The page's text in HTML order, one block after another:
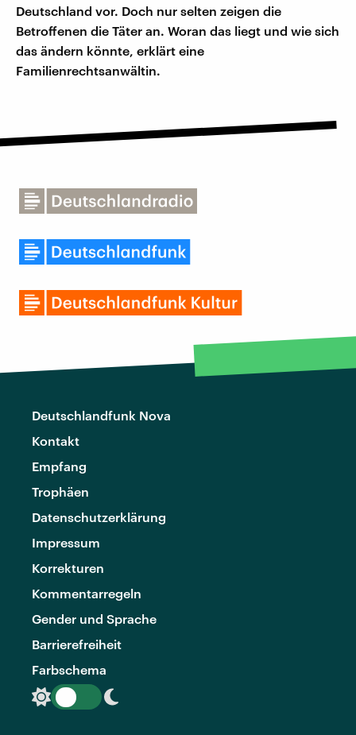
Deutschland vor. Doch nur selten zeigen die
Betroffenen die Täter an. Woran das liegt und wie sich
das ändern könnte, erklärt eine
Familienrechtsanwältin.
Deutschlandfunk Nova
Kontakt
Empfang
Trophäen
Datenschutzerklärung
Impressum
Korrekturen
Kommentarregeln
Gender und Sprache
Barrierefreiheit
Farbschema